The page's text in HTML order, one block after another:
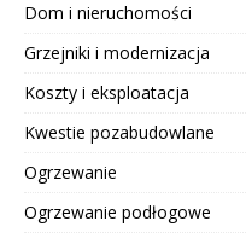
Dom i nieruchomości
Grzejniki i modernizacja
Koszty i eksploatacja
Kwestie pozabudowlane
Ogrzewanie
Ogrzewanie podłogowe